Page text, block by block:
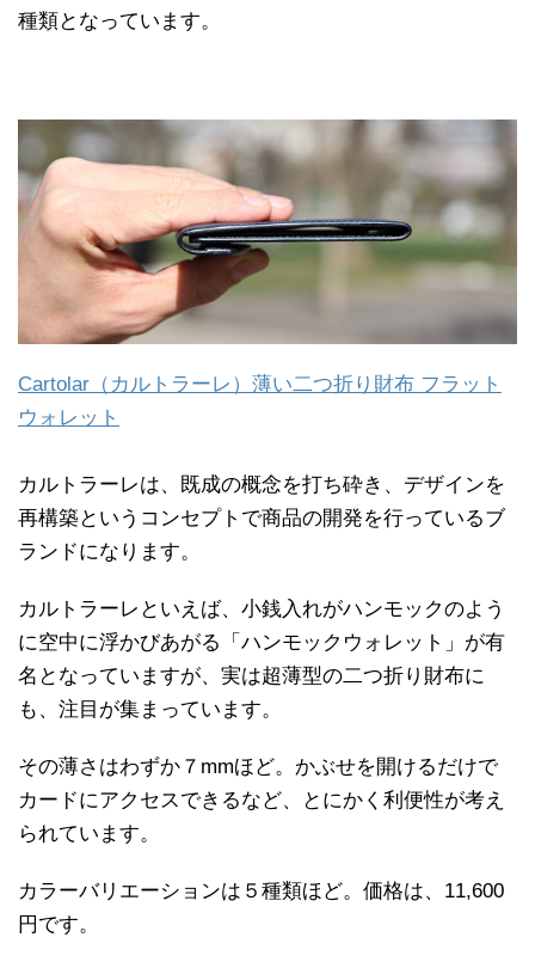
種類となっています。
Cartolar（カルトラーレ）薄い二つ折り財布 フラット
ウォレット
カルトラーレは、既成の概念を打ち砕き、デザインを
再構築というコンセプトで商品の開発を行っているブ
ランドになります。
カルトラーレといえば、小銭入れがハンモックのよう
に空中に浮かびあがる「ハンモックウォレット」が有
名となっていますが、実は超薄型の二つ折り財布に
も、注目が集まっています。
その薄さはわずか７mmほど。かぶせを開けるだけで
カードにアクセスできるなど、とにかく利便性が考え
られています。
カラーバリエーションは５種類ほど。価格は、11,600
円です。